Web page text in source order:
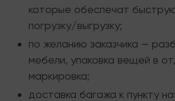
которые обеспечат
погрузку/выгрузку;
по желанию заказчика —
мебели, упаковка вещей в
маркировка;
доставка багажа к пункту